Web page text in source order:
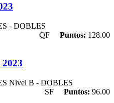
- DOBLES
QF
Puntos: 128.00
Nivel B - DOBLES
SF
Puntos: 96.00